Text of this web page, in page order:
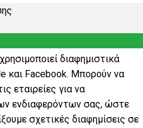
διαφημιστικά
και Facebook. Μπορούν να
εταιρείες για να
ενδιαφερόντων σας, ώστε
σχετικές διαφημίσεις σε